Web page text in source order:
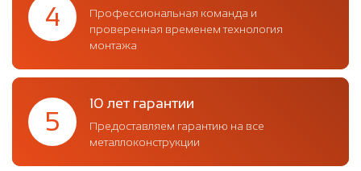
4
Профессиональная команда и
проверенная временем технология
монтажа
5
10 лет гарантии
Предоставляем гарантию на все
металлоконструкции